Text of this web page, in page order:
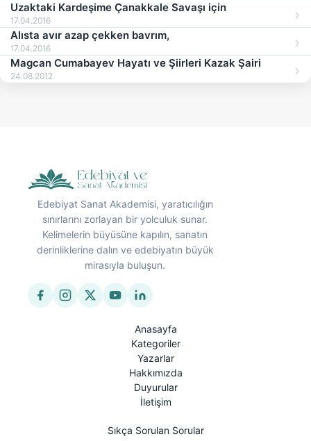
Uzaktaki Kardeşime Çanakkale Savaşı için
17.04.2016
Alısta avır azap çekken bavrım,
17.04.2016
Magcan Cumabayev Hayatı ve Şiirleri Kazak Şairi
24.08.2012
Edebiyat Sanat Akademisi, yaratıcılığın
sınırlarını zorlayan bir yolculuk sunar.
Kelimelerin büyüsüne kapılın, sanatın
derinliklerine dalın ve edebiyatın büyük
mirasıyla buluşun.
Anasayfa
Kategoriler
Yazarlar
Hakkımızda
Duyurular
İletişim
Sıkça Sorulan Sorular